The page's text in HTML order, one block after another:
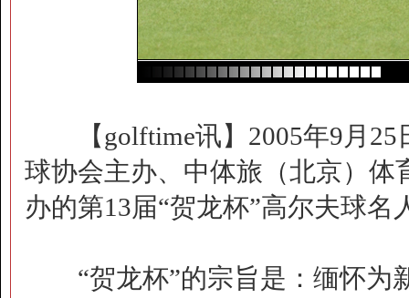
【golftime讯】2005年9月25
球协会主办、中体旅（北京）
办的第13届“贺龙杯”高尔夫球
“贺龙杯”的宗旨是：缅怀为